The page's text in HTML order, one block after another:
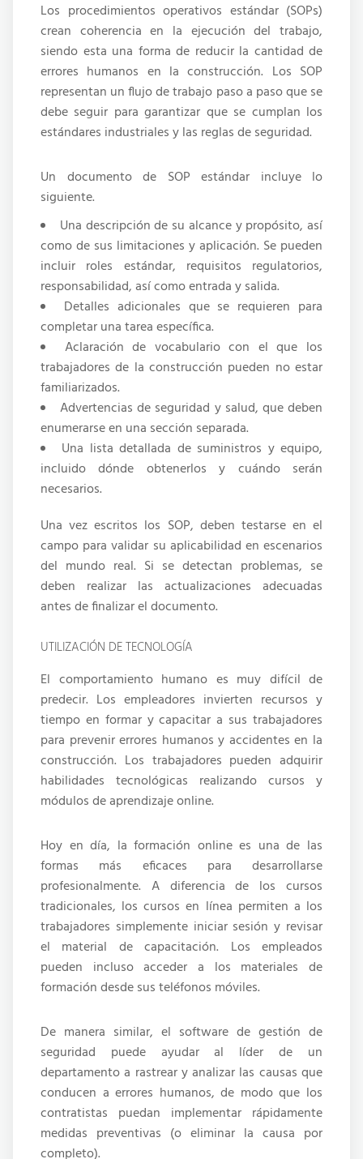
Los procedimientos operativos estándar (SOPs)
crean coherencia en la ejecución del trabajo,
siendo esta una forma de reducir la cantidad de
errores humanos en la construcción. Los SOP
representan un flujo de trabajo paso a paso que se
debe seguir para garantizar que se cumplan los
estándares industriales y las reglas de seguridad.
Un documento de SOP estándar incluye lo
siguiente.
Una descripción de su alcance y propósito, así
como de sus limitaciones y aplicación. Se pueden
incluir roles estándar, requisitos regulatorios,
responsabilidad, así como entrada y salida.
Detalles adicionales que se requieren para
completar una tarea específica.
Aclaración de vocabulario con el que los
trabajadores de la construcción pueden no estar
familiarizados.
Advertencias de seguridad y salud, que deben
enumerarse en una sección separada.
Una lista detallada de suministros y equipo,
incluido dónde obtenerlos y cuándo serán
necesarios.
Una vez escritos los SOP, deben testarse en el
campo para validar su aplicabilidad en escenarios
del mundo real. Si se detectan problemas, se
deben realizar las actualizaciones adecuadas
antes de finalizar el documento.
UTILIZACIÓN DE TECNOLOGÍA
El comportamiento humano es muy difícil de
predecir. Los empleadores invierten recursos y
tiempo en formar y capacitar a sus trabajadores
para prevenir errores humanos y accidentes en la
construcción. Los trabajadores pueden adquirir
habilidades tecnológicas realizando cursos y
módulos de aprendizaje online.
Hoy en día, la formación online es una de las
formas más eficaces para desarrollarse
profesionalmente. A diferencia de los cursos
tradicionales, los cursos en línea permiten a los
trabajadores simplemente iniciar sesión y revisar
el material de capacitación. Los empleados
pueden incluso acceder a los materiales de
formación desde sus teléfonos móviles.
De manera similar, el software de gestión de
seguridad puede ayudar al líder de un
departamento a rastrear y analizar las causas que
conducen a errores humanos, de modo que los
contratistas puedan implementar rápidamente
medidas preventivas (o eliminar la causa por
completo).